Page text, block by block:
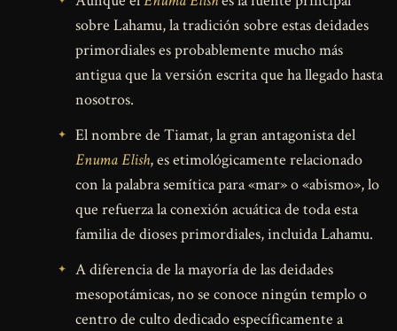
sobre Lahamu, la tradición sobre estas deidades
primordiales es probablemente mucho más
antigua que la versión escrita que ha llegado hasta
nosotros.
El nombre de Tiamat, la gran antagonista del
Enuma Elish, es etimológicamente relacionado
con la palabra semítica para «mar» o «abismo», lo
que refuerza la conexión acuática de toda esta
familia de dioses primordiales, incluida Lahamu.
A diferencia de la mayoría de las deidades
mesopotámicas, no se conoce ningún templo o
centro de culto dedicado específicamente a